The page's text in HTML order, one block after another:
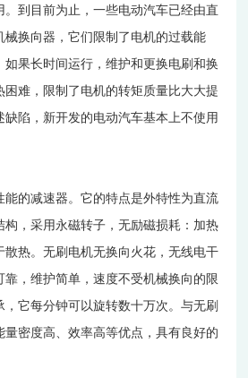
到目前为止，一些电动汽车已经由直
械换向器，它们限制了电机的过载能
如果长时间运行，维护和更换电刷和换
困难，限制了电机的转矩质量比大大提
陷，新开发的电动汽车基本上不使用
能的减速器。它的特点是外特性为直流
构，采用永磁转子，无励磁损耗：加热
散热。无刷电机无换向火花，无线电干
，维护简单，速度不受机械换向的限
它每分钟可以旋转数十万次。与无刷
量密度高、效率高等优点，具有良好的